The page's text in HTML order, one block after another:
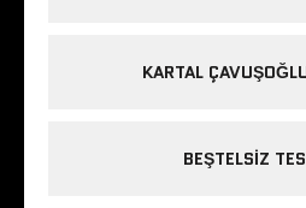
KARTAL
BEŞTELSIZ